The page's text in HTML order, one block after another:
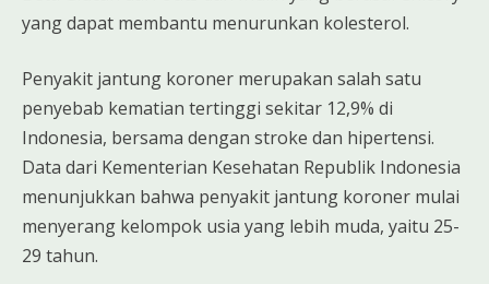
yang dapat membantu menurunkan kolesterol.
Penyakit jantung koroner merupakan salah satu
penyebab kematian tertinggi sekitar 12,9% di
Indonesia, bersama dengan stroke dan hipertensi.
Data dari Kementerian Kesehatan Republik Indonesia
menunjukkan bahwa penyakit jantung koroner mulai
menyerang kelompok usia yang lebih muda, yaitu 25-
29 tahun.